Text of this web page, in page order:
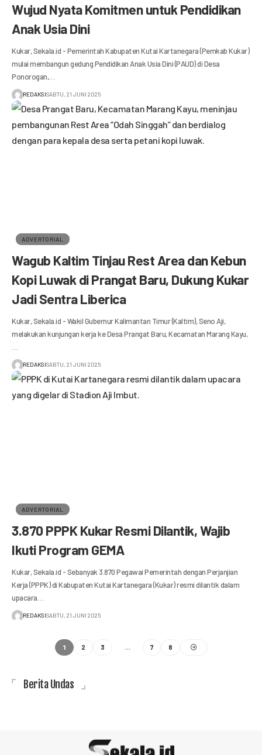
Wujud Nyata Komitmen untuk Pendidikan
Anak Usia Dini
Kukar, Sekala.id - Pemerintah Kabupaten Kutai Kartanegara (Pemkab Kukar)
mulai membangun gedung Pendidikan Anak Usia Dini (PAUD) di Desa
Ponorogan,…
REDAKSISABTU, 21 JUNI 2025
ADVERTORIAL
Wagub Kaltim Tinjau Rest Area dan Kebun
Kopi Luwak di Prangat Baru, Dukung Kukar
Jadi Sentra Liberica
Kukar, Sekala.id - Wakil Gubernur Kalimantan Timur (Kaltim), Seno Aji,
melakukan kunjungan kerja ke Desa Prangat Baru, Kecamatan Marang Kayu,
REDAKSISABTU, 21 JUNI 2025
ADVERTORIAL
3.870 PPPK Kukar Resmi Dilantik, Wajib
Ikuti Program GEMA
Kukar, Sekala.id - Sebanyak 3.870 Pegawai Pemerintah dengan Perjanjian
Kerja (PPPK) di Kabupaten Kutai Kartanegara (Kukar) resmi dilantik dalam
upacara…
REDAKSISABTU, 21 JUNI 2025
1 2 3 … 7 8
Berita Undas